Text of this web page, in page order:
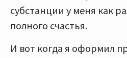
субстанции у меня как
полного счастья.
И вот когда я оформил